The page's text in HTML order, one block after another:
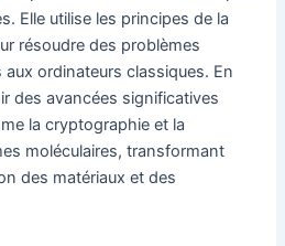
Elle utilise les principes de la
résoudre des problèmes
ordinateurs classiques. En
des avancées significatives
la cryptographie et la
moléculaires, transformant
des matériaux et des